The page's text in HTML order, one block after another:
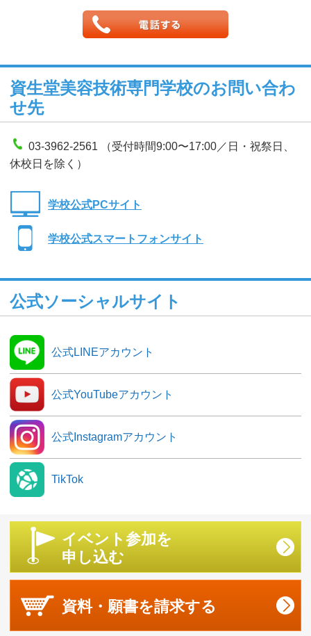
資生堂美容技術専門学校のお問い合わ
せ先
03-3962-2561 （受付時間9:00〜17:00／日・祝祭日、
休校日を除く）
学校公式PCサイト
学校公式スマートフォンサイト
公式ソーシャルサイト
公式LINEアカウント
公式YouTubeアカウント
公式Instagramアカウント
TikTok
イベント参加を
申し込む
資料・願書を請求する